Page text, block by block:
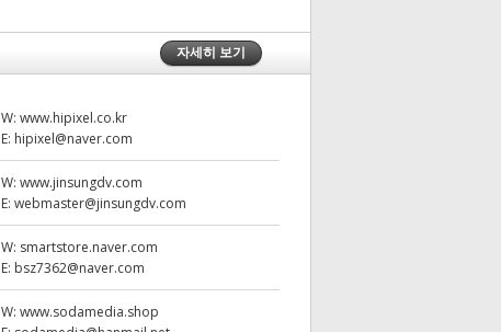
자세히 보기
W:www.hipixel.co.kr
E: hipixel@naver.com
W:www.jinsungdv.com
E:webmaster@jinsungdv.com
W: smartstore.naver.com
E: bsz7362@naver.com
W:www.sodamedia.shop